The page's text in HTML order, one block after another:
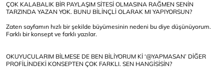
ÇOK KALABALIK BİR PAYLAŞIM SİTESİ OLMASINA RAĞMEN SENİN
TARZINDA YAZAN YOK. BUNU BİLİNÇLİ OLARAK MI YAPIYORSUN?
Zaten sayfamın hızlı bir şekilde büyümesinin nedeni bu diye düşünüyorum.
Farklı bir konsept ve farklı yazılar.
OKUYUCULARIM BİLMESE DE BEN BİLİYORUM Kİ ‘@YAPMASAN’ DİĞER
PROFİLİNDEKİ KONSEPTEN ÇOK FARKLI. SEN HANGİSİSİN?